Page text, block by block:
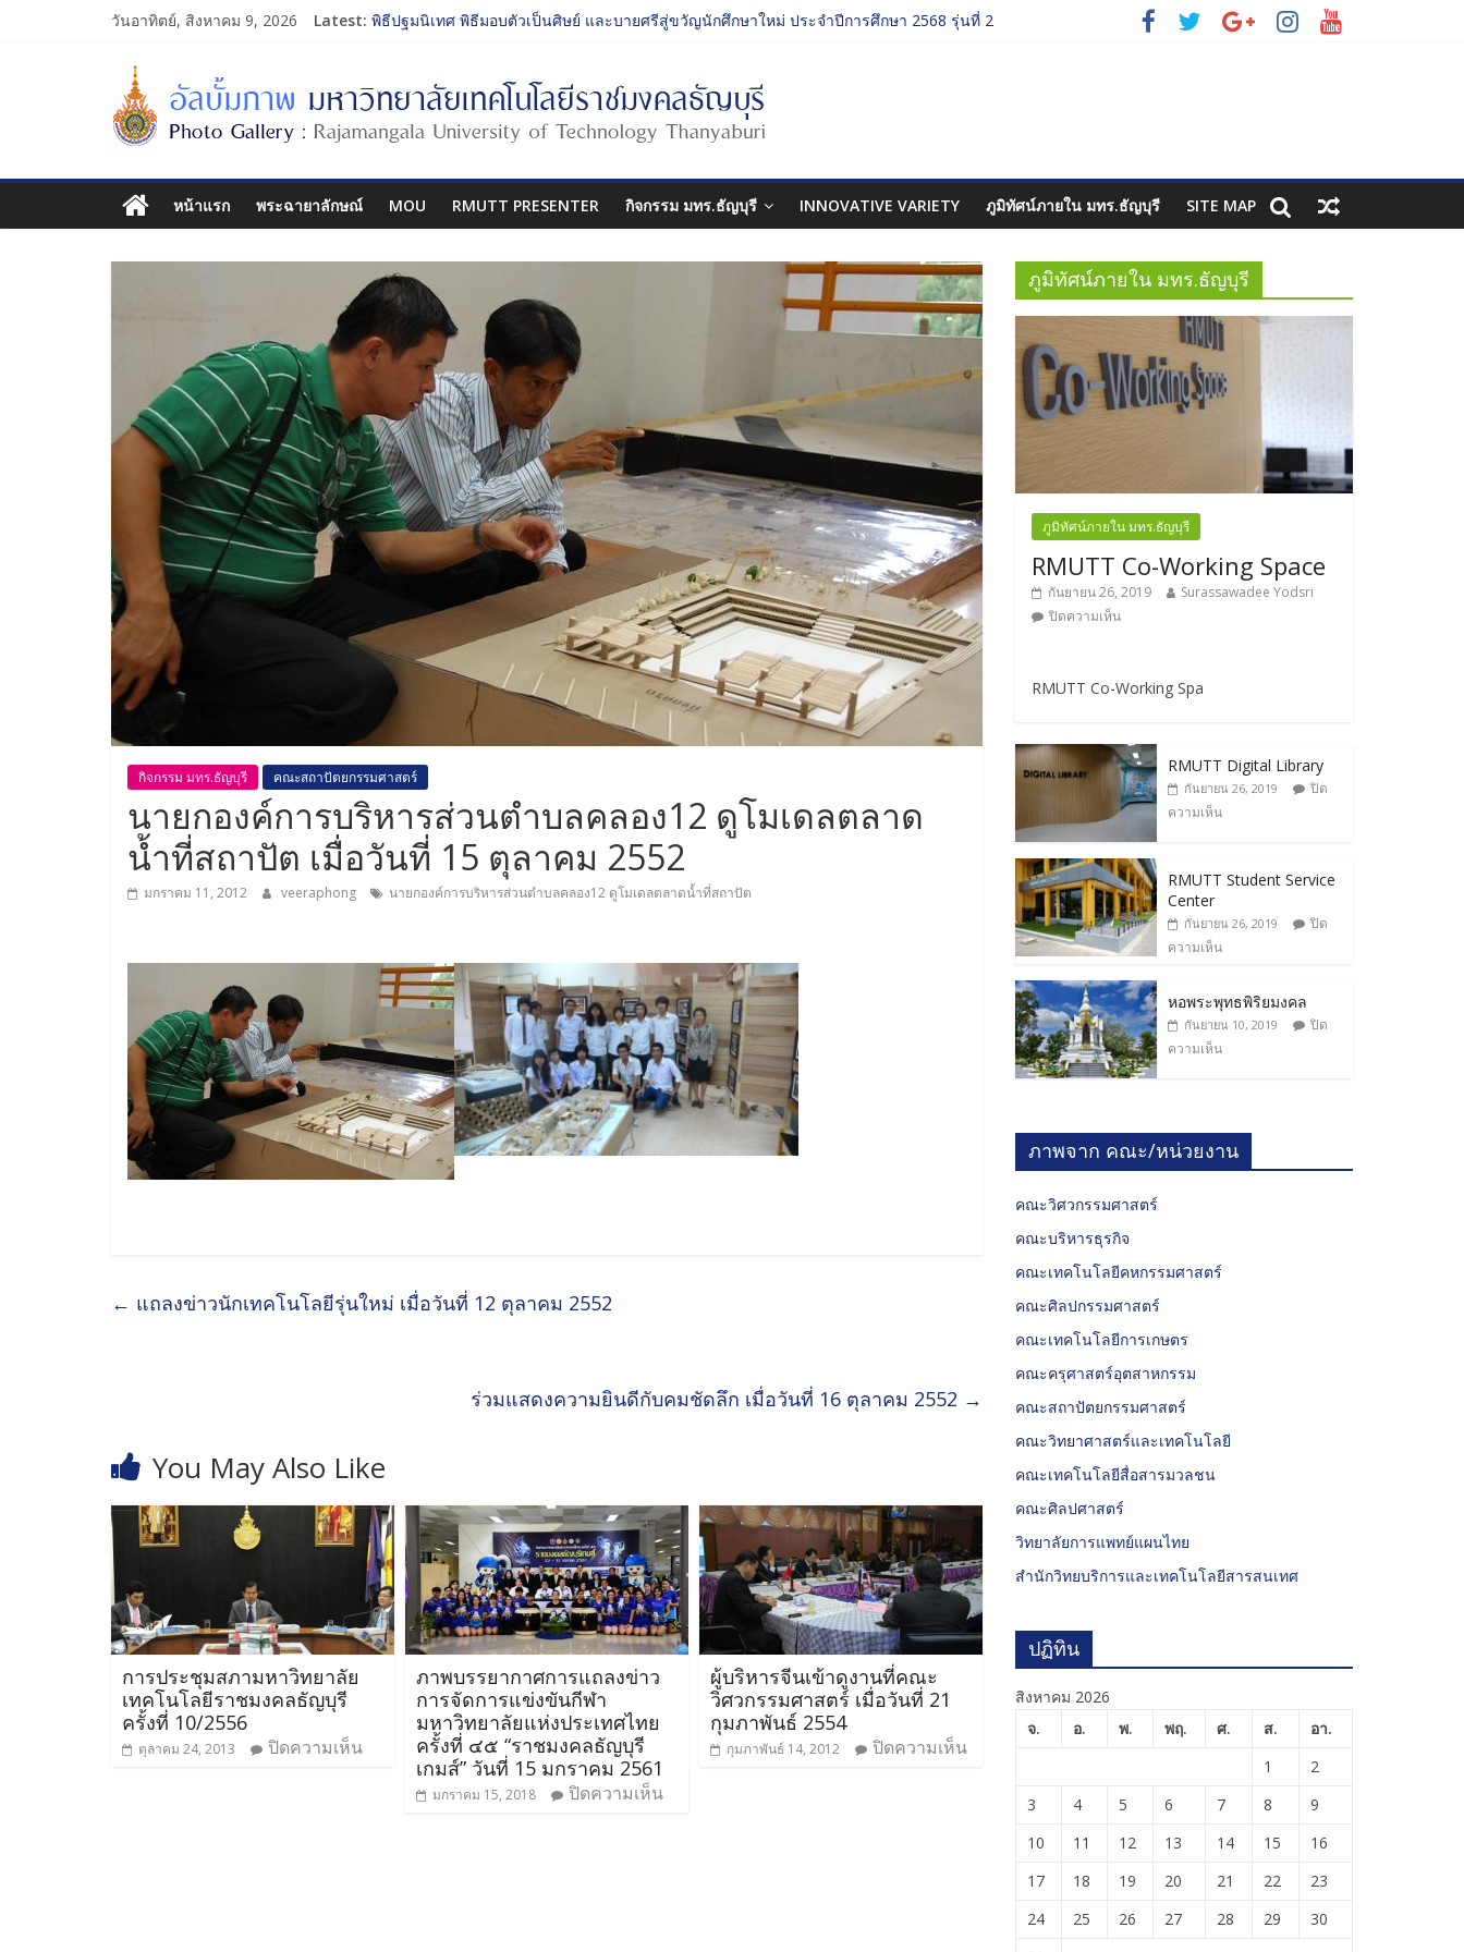
วันอาทิตย์, สิงหาคม 9, 2026 Latest: พิธีปฐมนิเทศ พิธีมอบตัวเป็นศิษย์ และบายศรีสู่ขวัญนักศึกษาใหม่ ประจำปีการศึกษา 2568 รุ่นที่ 2
รับน้องเข้าคณะศิลปกรรมศาสตร์ “โยนลูกรักษ์”
พิธีปฐมนิเทศ พิธีมอบตัวเป็นศิษย์ และบายศรีสู่ขวัญนักศึกษาใหม่ ประจำปีการศึกษา 2568 รุ่นที่ 3
หน้าแรก พระฉายาลักษณ์ MOU RMUTT PRESENTER กิจกรรม มทร.ธัญบุรี INNOVATIVE VARIETY ภูมิทัศน์ภายใน มทร.ธัญบุรี SITE MAP
กิจกรรม มทร.ธัญบุรี คณะสถาปัตยกรรมศาสตร์
นายกองค์การบริหารส่วนตำบลคลอง12 ดูโมเดลตลาด
น้ำที่สถาปัต เมื่อวันที่ 15 ตุลาคม 2552
มกราคม 11, 2012 veeraphong นายกองค์การบริหารส่วนตำบลคลอง12 ดูโมเดลตลาดน้ำที่สถาปัต
← แถลงข่าวนักเทคโนโลยีรุ่นใหม่ เมื่อวันที่ 12 ตุลาคม 2552
ร่วมแสดงความยินดีกับคมชัดลึก เมื่อวันที่ 16 ตุลาคม 2552 →
You May Also Like
การประชุมสภามหาวิทยาลัย
เทคโนโลยีราชมงคลธัญบุรี
ครั้งที่ 10/2556
ตุลาคม 24, 2013 ปิดความเห็น
ภาพบรรยากาศการแถลงข่าว
การจัดการแข่งขันกีฬา
มหาวิทยาลัยแห่งประเทศไทย
ครั้งที่ ๔๕ “ราชมงคลธัญบุรี
เกมส์” วันที่ 15 มกราคม 2561
มกราคม 15, 2018 ปิดความเห็น
ผู้บริหารจีนเข้าดูงานที่คณะ
วิศวกรรมศาสตร์ เมื่อวันที่ 21
กุมภาพันธ์ 2554
กุมภาพันธ์ 14, 2012 ปิดความเห็น
ภูมิทัศน์ภายใน มทร.ธัญบุรี
ภูมิทัศน์ภายใน มทร.ธัญบุรี
RMUTT Co-Working Space
กันยายน 26, 2019
Surassawadee Yodsri
ปิดความเห็น
RMUTT Co-Working Spa
RMUTT Digital Library
กันยายน 26, 2019
ปิด
ความเห็น
RMUTT Student Service
Center
กันยายน 26, 2019
ปิด
ความเห็น
หอพระพุทธพิริยมงคล
กันยายน 10, 2019
ปิด
ความเห็น
ภาพจาก คณะ/หน่วยงาน
คณะวิศวกรรมศาสตร์
คณะบริหารธุรกิจ
คณะเทคโนโลยีคหกรรมศาสตร์
คณะศิลปกรรมศาสตร์
คณะเทคโนโลยีการเกษตร
คณะครุศาสตร์อุตสาหกรรม
คณะสถาปัตยกรรมศาสตร์
คณะวิทยาศาสตร์และเทคโนโลยี
คณะเทคโนโลยีสื่อสารมวลชน
คณะศิลปศาสตร์
วิทยาลัยการแพทย์แผนไทย
สำนักวิทยบริการและเทคโนโลยีสารสนเทศ
ปฏิทิน
สิงหาคม 2026
จ.
อ. พ. พฤ. ศ. ส. อา.
1
2
3
4 5 6 7 8
9
10
11 12 13 14 15
16
17
18 19 20 21 22
23
24
25 26 27 28 29
30